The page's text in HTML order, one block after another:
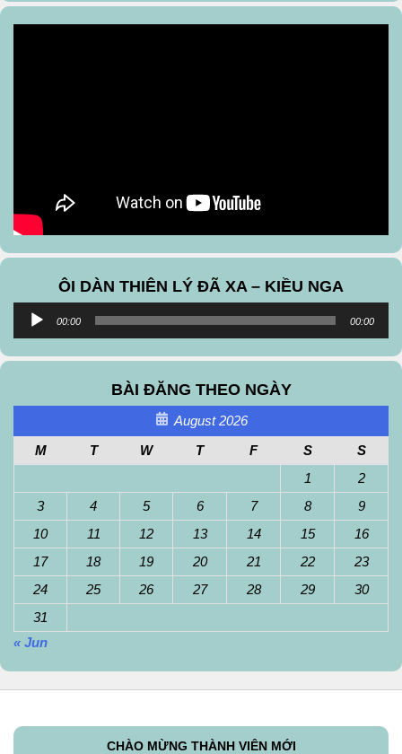
ÔI DÀN THIÊN LÝ ĐÃ XA – KIỀU NGA
Audio
00:00 00:00
BÀI ĐĂNG THEO NGÀY
August 2026
M
T W T F S
S
1
2
3
4 5 6 7 8
9
10
11 12 13 14 15
16
17
18 19 20 21 22
23
24
25 26 27 28 29
30
31
« Jun
CHÀO MỪNG THÀNH VIÊN MỚI